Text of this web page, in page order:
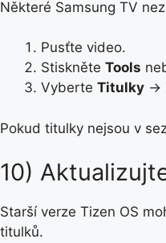
Některé Samsung TV
Pusťte video.
Stiskněte Tools
Vyberte Titulky →
Pokud titulky nejsou v
10)
Starší verze Tizen OS
titulků.